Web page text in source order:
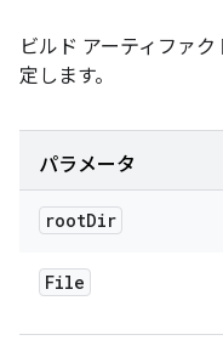
ビルド アーティファ
定します。
パラメータ
rootDir
File